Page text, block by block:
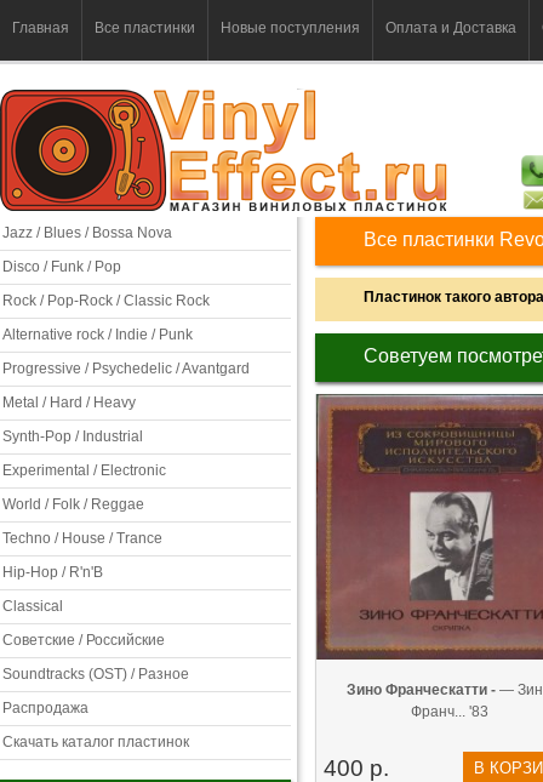
Главная Все пластинки Новые поступления Оплата и Доставка
Jazz / Blues / Bossa Nova
Disco / Funk / Pop
Rock / Pop-Rock / Classic Rock
Alternative rock / Indie / Punk
Progressive / Psychedelic / Avantgard
Metal / Hard / Heavy
Synth-Pop / Industrial
Experimental / Electronic
World / Folk / Reggae
Techno / House / Trance
Hip-Hop / R'n'B
Classical
Советские / Российские
Soundtracks (OST) / Разное
Распродажа
Скачать каталог пластинок
Все пластинки
Пластинок такого
Советуем
Зино Франческатти - —
Франч... '83
400 р. В